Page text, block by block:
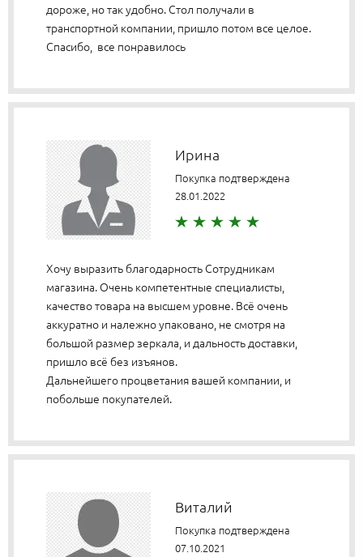
дороже, но так удобно. Стол получали в
транспортной компании, пришло потом все целое.
Спасибо, все понравилось
Ирина
Покупка подтверждена
28.01.2022
Хочу выразить благодарность Сотрудникам
магазина. Очень компетентные специалисты,
качество товара на высшем уровне. Всё очень
аккуратно и належно упаковано, не смотря на
большой размер зеркала, и дальность доставки,
пришло всё без изъянов.
Дальнейшего процветания вашей компании, и
побольше покупателей.
Виталий
Покупка подтверждена
07.10.2021